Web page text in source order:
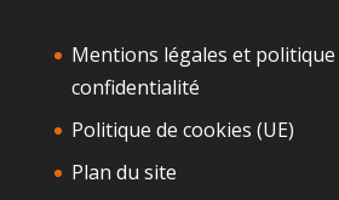
Mentions légales et politique
confidentialité
Politique de cookies (UE)
Plan du site